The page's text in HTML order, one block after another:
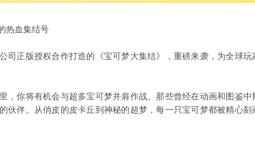
热血集结号
司正版授权合作打造的《宝可梦大集结》，重磅来袭，为全球
，你将有机会与超多宝可梦并肩作战。那些曾经在动画和图鉴
伙伴。从俏皮的皮卡丘到神秘的超梦，每一只宝可梦都被精心